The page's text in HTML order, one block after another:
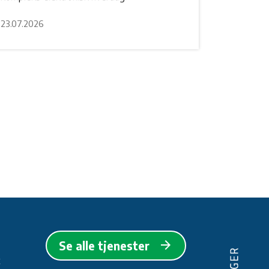
23.07.2026
Se alle tjenester arrow_forward